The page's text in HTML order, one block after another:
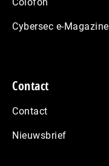
Cybersec e-Magazine
Contact
Contact
Nieuwsbrief